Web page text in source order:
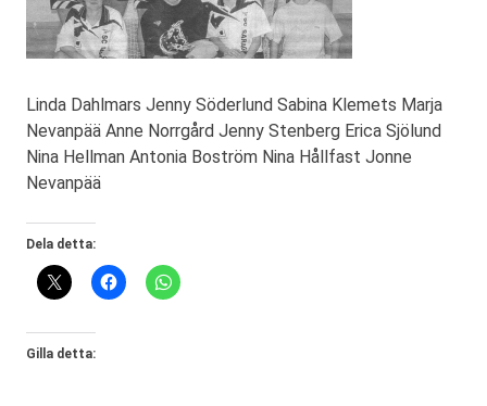
Linda Dahlmars Jenny Söderlund Sabina Klemets Marja
Nevanpää Anne Norrgård Jenny Stenberg Erica Sjölund
Nina Hellman Antonia Boström Nina Hållfast Jonne
Nevanpää
Dela detta:
Gilla detta: